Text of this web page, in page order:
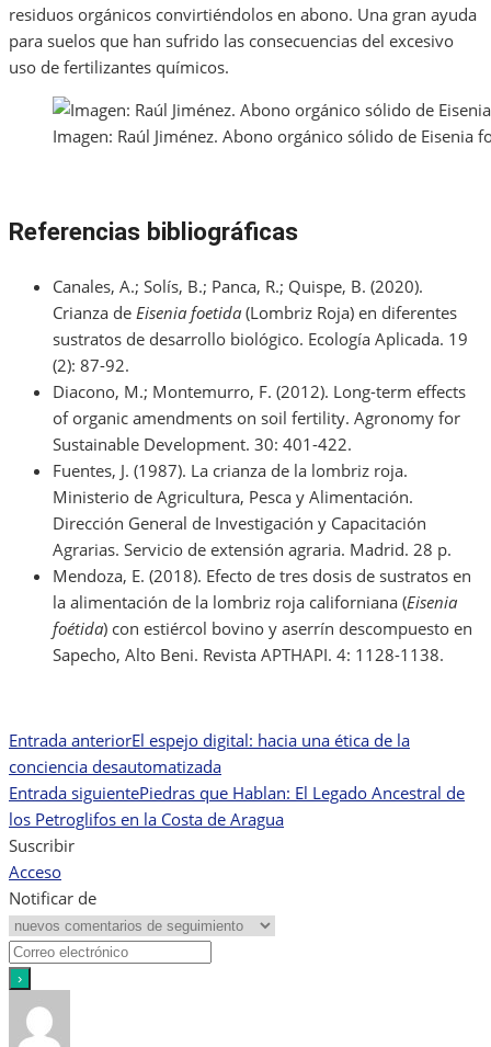
residuos orgánicos convirtiéndolos en abono. Una gran ayuda
para suelos que han sufrido las consecuencias del excesivo
uso de fertilizantes químicos.
Imagen: Raúl Jiménez. Abono orgánico sólido de
Referencias bibliográficas
Canales, A.; Solís, B.; Panca, R.; Quispe, B. (2020).
Crianza de Eisenia foetida (Lombriz Roja) en diferentes
sustratos de desarrollo biológico. Ecología Aplicada. 19
(2): 87-92.
Diacono, M.; Montemurro, F. (2012). Long-term effects
of organic amendments on soil fertility. Agronomy for
Sustainable Development. 30: 401-422.
Fuentes, J. (1987). La crianza de la lombriz roja.
Ministerio de Agricultura, Pesca y Alimentación.
Dirección General de Investigación y Capacitación
Agrarias. Servicio de extensión agraria. Madrid. 28 p.
Mendoza, E. (2018). Efecto de tres dosis de sustratos en
la alimentación de la lombriz roja californiana (Eisenia
foétida) con estiércol bovino y aserrín descompuesto en
Sapecho, Alto Beni. Revista APTHAPI. 4: 1128-1138.
Navegación
de
entradas
Entrada anteriorEl espejo digital: hacia una ética de la
conciencia desautomatizada
Entrada siguientePiedras que Hablan: El Legado Ancestral de
los Petroglifos en la Costa de Aragua
Suscribir
Acceso
Notificar de